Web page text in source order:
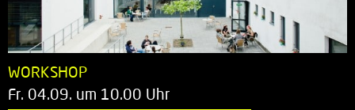
WORKSHOP
Fr. 04.09. um 10.00 Uhr